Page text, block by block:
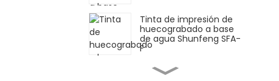
Tinta de impresión de
huecograbado a base
de agua Shunfeng SFA-
F
Shunfeng SFY Tinta